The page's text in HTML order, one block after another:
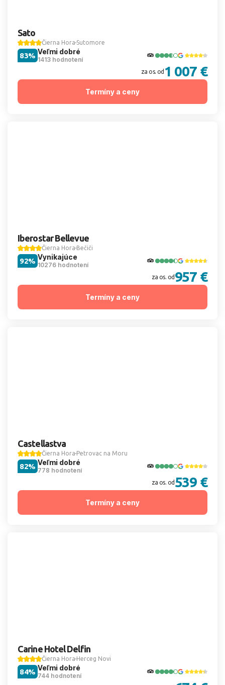
Sato
Čierna Hora Sutomore
Veľmi dobré
1413 hodnotení
83%
za os. od 1 007 €
Termíny a ceny
Iberostar Bellevue
Čierna Hora Bečiči
Vynikajúce
10276 hodnotení
92%
za os. od 957 €
Termíny a ceny
Castellastva
Čierna Hora Petrovac na Moru
Veľmi dobré
778 hodnotení
82%
za os. od 539 €
Termíny a ceny
Carine Hotel Delfin
Čierna Hora Herceg Novi
Veľmi dobré
744 hodnotení
84%